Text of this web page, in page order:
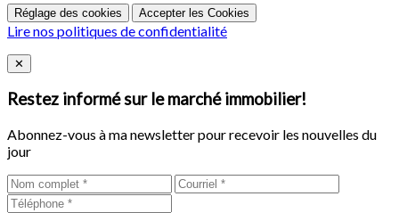
Réglage des cookies Accepter les Cookies
Lire nos politiques de confidentialité
Close
✕
Restez informé sur le marché immobilier!
Abonnez-vous à ma newsletter pour recevoir les nouvelles du
jour